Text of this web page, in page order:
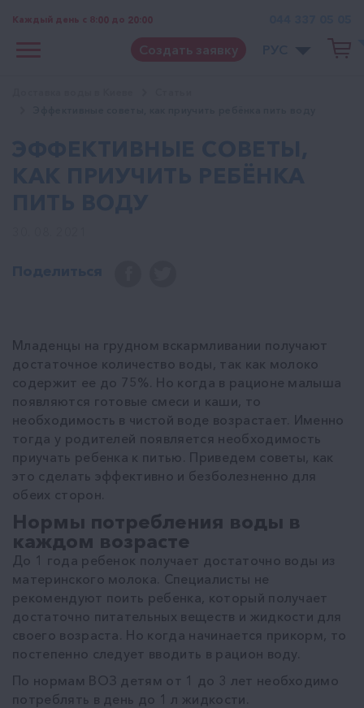
Каждый день с 8:00 до 20:00
Создать заявку
Младенцы на грудном вскармливании получают
достаточное количество воды, так как молоко
содержит ее до 75%. Но когда в рационе малыша
появляются готовые смеси и каши, то
необходимость в чистой воде возрастает. Именно
тогда у родителей появляется необходимость
приучать ребенка к питью. Приведем советы, как
это сделать эффективно и безболезненно для
обеих сторон.
Нормы потребления воды в
каждом возрасте
До 1 года ребенок получает достаточно воды из
материнского молока. Специалисты не
рекомендуют поить ребенка, который получает
достаточно питательных веществ и жидкости для
своего возраста. Но когда начинается прикорм, то
постепенно следует вводить в рацион воду.
По нормам ВОЗ детям от 1 до 3 лет необходимо
потреблять в день до 1 л жидкости.